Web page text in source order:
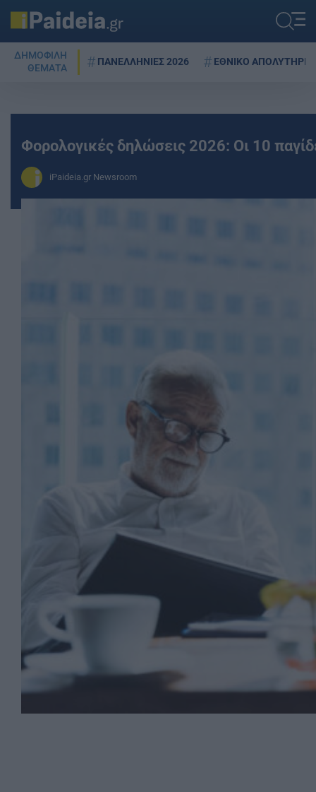
ΔΗΜΟΦΙΛΗ
ΘΕΜΑΤΑ
ΠΑΝΕΛΛΗΝΙΕΣ 2026 ΕΘΝΙΚΟ ΑΠΟΛΥΤΗΡΙΟ
Φορολογικές δηλώσεις 2026: Οι 10
iPaideia.gr Newsroom